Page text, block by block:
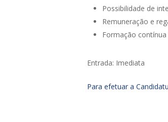
Possibilidade de
Remuneração e
Formação
Entrada: Imediata
Para efetuar a